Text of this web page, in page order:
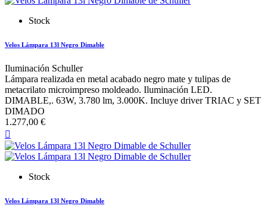
Stock
Velos Lámpara 13l Negro Dimable
Iluminación Schuller
Lámpara realizada en metal acabado negro mate y tulipas de
metacrilato microimpreso moldeado. Iluminación LED.
DIMABLE,. 63W, 3.780 lm, 3.000K. Incluye driver TRIAC y SET
DIMADO
1.277,00 €

Stock
Velos Lámpara 13l Negro Dimable